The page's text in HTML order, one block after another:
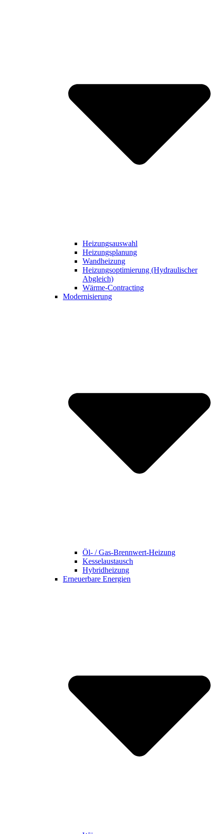
Heizungsauswahl
Heizungsplanung
Wandheizung
Heizungsoptimierung (Hydraulischer
Abgleich)
Wärme-Contracting
Modernisierung
Öl- / Gas-Brennwert-Heizung
Kesselaustausch
Hybridheizung
Erneuerbare Energien